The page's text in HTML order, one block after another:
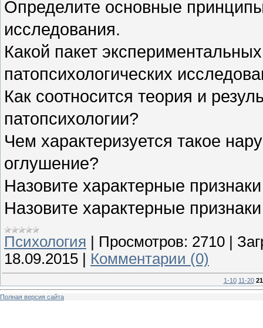
Определите основные
исследования.
Какой пакет
патопсихологических
Как соотносится теория и
патопсихологии?
Чем характеризуется такое
оглушение?
Назовите характерные
Назовите характерные
Психология Просмотров: 2710
18.09.2015
Комментарии (0)
1-10 11-20
Полная версия сайта